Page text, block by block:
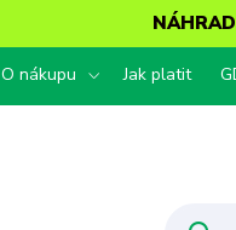
O nákupu Jak platit